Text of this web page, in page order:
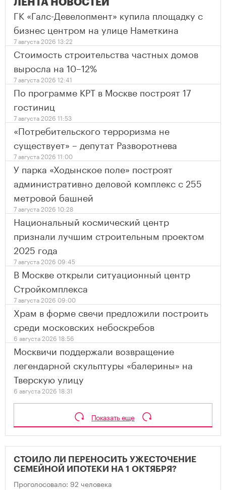
ЛЕНТА НОВОСТЕЙ
ГК «Галс-Девелопмент» купила площадку с
бизнес центром на улице Наметкина
7 августа 2026 13:22
Стоимость строительства частных домов
выросла на 10–12%
7 августа 2026 12:41
По программе КРТ в Москве построят 17
гостиниц
7 августа 2026 11:53
«Потребительского терроризма не
существует» – депутат Разворотнева
7 августа 2026 11:00
У парка «Ходынское поле» построят
административно деловой комплекс с 255
метровой башней
7 августа 2026 10:28
Национальный космический центр
признали лучшим строительным проектом
2025 года
7 августа 2026 09:45
В Москве открыли ситуационный центр
Стройкомплекса
7 августа 2026 09:00
Храм в форме свечи предложили построить
среди московских небоскребов
6 августа 2026 18:56
Москвичи поддержали возвращение
легендарной скульптуры «балерины» на
Тверскую улицу
6 августа 2026 18:31
Показать еще
СТОИЛО ЛИ ПЕРЕНОСИТЬ УЖЕСТОЧЕНИЕ
СЕМЕЙНОЙ ИПОТЕКИ НА 1 ОКТЯБРЯ?
Проголосовало: 92 человека